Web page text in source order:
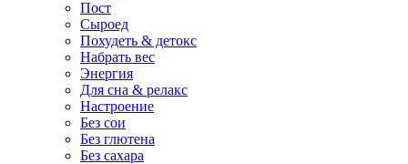
Пост
Сыроед
Похудеть & детокс
Набрать вес
Энергия
Для сна & релакс
Настроение
Без сои
Без глютена
Без сахара